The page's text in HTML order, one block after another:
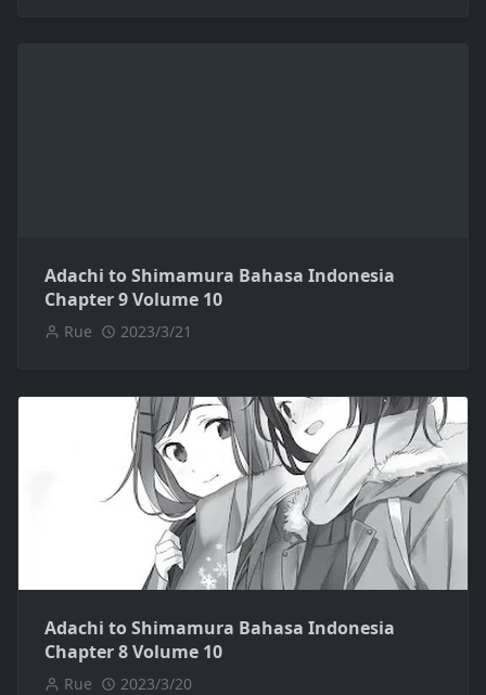
Adachi to Shimamura Bahasa Indonesia
Chapter 9 Volume 10
Rue 2023/3/21
Adachi to Shimamura Bahasa Indonesia
Chapter 8 Volume 10
Rue 2023/3/20